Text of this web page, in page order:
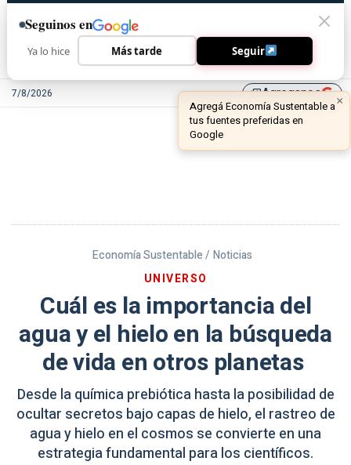
7/8/2026 library_addAgreganos
Economía Sustentable / Noticias
UNIVERSO
Cuál es la importancia del
agua y el hielo en la búsqueda
de vida en otros planetas
Desde la química prebiótica hasta la posibilidad de
ocultar secretos bajo capas de hielo, el rastreo de
agua y hielo en el cosmos se convierte en una
estrategia fundamental para los científicos.
Seguinos en
Ya lo hice Más tarde Seguir